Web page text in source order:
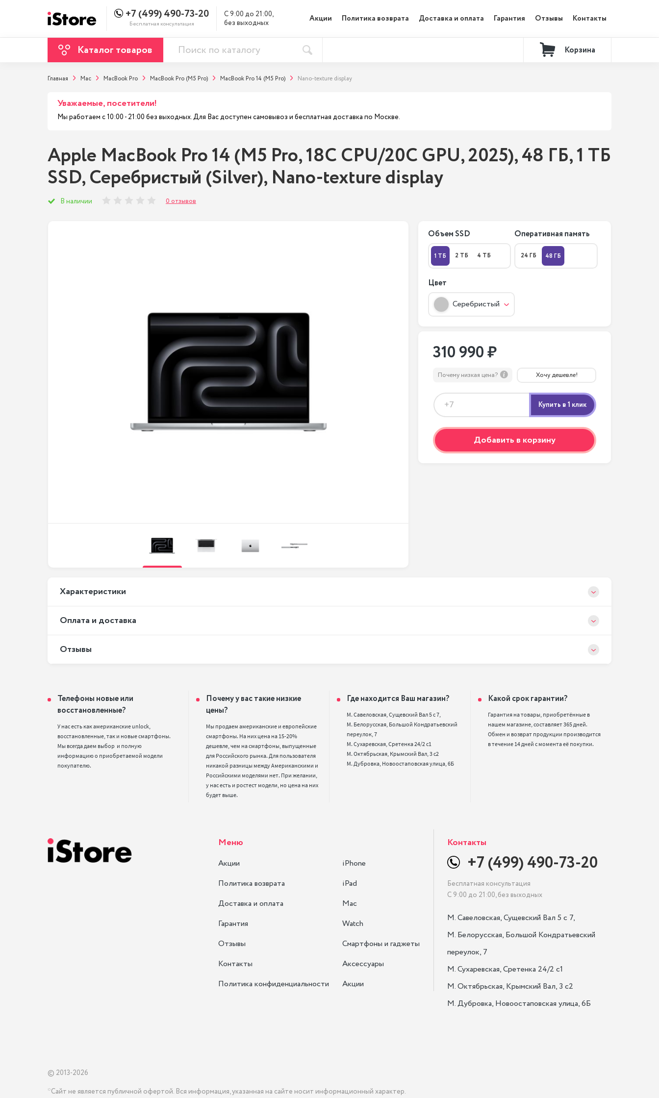
+7 (499) 490-73-20
Бесплатная консультация
С 9:00 до 21:00,
без выходных
Акции Политика возврата Доставка и оплата Гарантия Отзывы Контакты
Каталог товаров Корзина
Главная Mac MacBook Pro MacBook Pro (M5 Pro) MacBook Pro 14 (M5 Pro) Nano-texture display
Уважаемые, посетители!
Мы работаем с 10:00 - 21:00 без выходных. Для Вас доступен самовывоз и бесплатная доставка по Москве.
Apple MacBook Pro 14 (M5 Pro, 18C CPU/20C GPU, 2025), 48 ГБ, 1 ТБ
SSD, Серебристый (Silver), Nano-texture display
В наличии 0 отзывов
Объем SSD
1 ТБ 2 ТБ 4 ТБ
Оперативная память
24 ГБ 48 ГБ
Цвет
Серебристый
310 990 ₽
Почему низкая цена? Хочу дешевле!
Добавить в корзину
Xарактеристики
Оплата и доставка
Отзывы
Телефоны новые или
восстановленные?
У нас есть как американские unlock,
восстановленные, так и новые смартфоны.
Мы всегда даем выбор  и полную
информацию о приобретаемой модели
покупателю.
Почему у вас такие низкие
цены?
Мы продаем американские и европейские
смартфоны. На них цена на 15-20%
дешевле, чем на смартфоны, выпущенные
для Российского рынка. Для пользователя
никакой разницы между Американскими и
Российскими моделями нет. При желании,
у нас есть и ростест модели, но цена на них
будет выше.
Где находится Ваш магазин?
М. Савеловская, Сущевский Вал 5 с 7,
М. Белорусская, Большой Кондратьевский
переулок, 7
М. Сухаревская, Сретенка 24/2 с1
М. Октябрьская, Крымский Вал, 3 с2
Какой срок гарантии?
Гарантия на товары, приобретённые в
нашем магазине, составляет 365 дней.
Обмен и возврат продукции производится
в течение 14 дней с момента её покупки.
Меню
Акции
Политика возврата
Доставка и оплата
Гарантия
Отзывы
Контакты
Политика конфиденциальности
iPhone
iPad
Mac
Watch
Смартфоны и гаджеты
Аксессуары
Акции
Контакты
+7 (499) 490-73-20
Бесплатная консультация
С 9:00 до 21:00, без выходных
М. Савеловская, Сущевский Вал 5 с 7,
М. Белорусская, Большой Кондратьевский
переулок, 7
М. Сухаревская, Сретенка 24/2 с1
М. Октябрьская, Крымский Вал, 3 с2
М. Дубровка, Новоостаповская улица, 6Б
© 2013-2026
*Сайт не является публичной офертой. Вся информация, указанная на сайте носит информационный характер.